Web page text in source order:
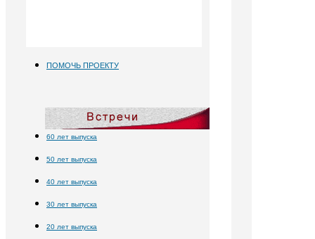
ПОМОЧЬ ПРОЕКТУ
60 лет выпуска
50 лет выпуска
40 лет выпуска
30 лет выпуска
20 лет выпуска